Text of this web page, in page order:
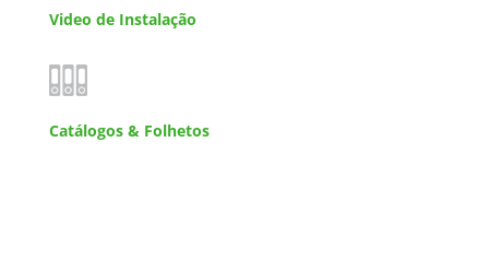
Video de Instalação
Catálogos & Folhetos